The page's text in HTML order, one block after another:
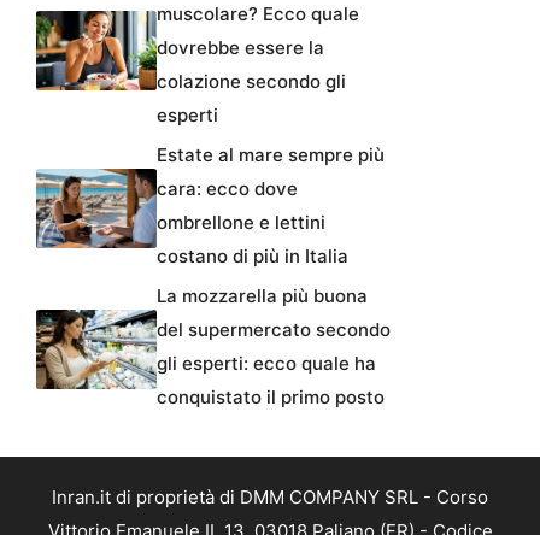
muscolare? Ecco quale
dovrebbe essere la
colazione secondo gli
esperti
Estate al mare sempre più
cara: ecco dove
ombrellone e lettini
costano di più in Italia
La mozzarella più buona
del supermercato secondo
gli esperti: ecco quale ha
conquistato il primo posto
Inran.it di proprietà di DMM COMPANY SRL - Corso
Vittorio Emanuele II, 13, 03018 Paliano (FR) - Codice